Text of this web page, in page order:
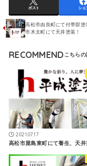
ポスト シェ
高松市由良町にて付帯部塗
市木太町にて天井塗装！
RECOMMEND
2021.07.17
高松市屋島東町にて養生、天井